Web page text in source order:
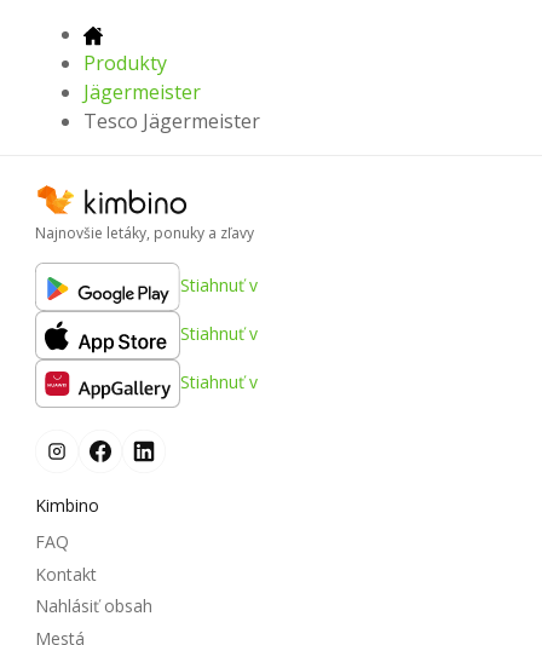
Produkty
Jägermeister
Tesco Jägermeister
Najnovšie letáky, ponuky a zľavy
Stiahnuť v
Stiahnuť v
Stiahnuť v
Kimbino
FAQ
Kontakt
Nahlásiť obsah
Mestá